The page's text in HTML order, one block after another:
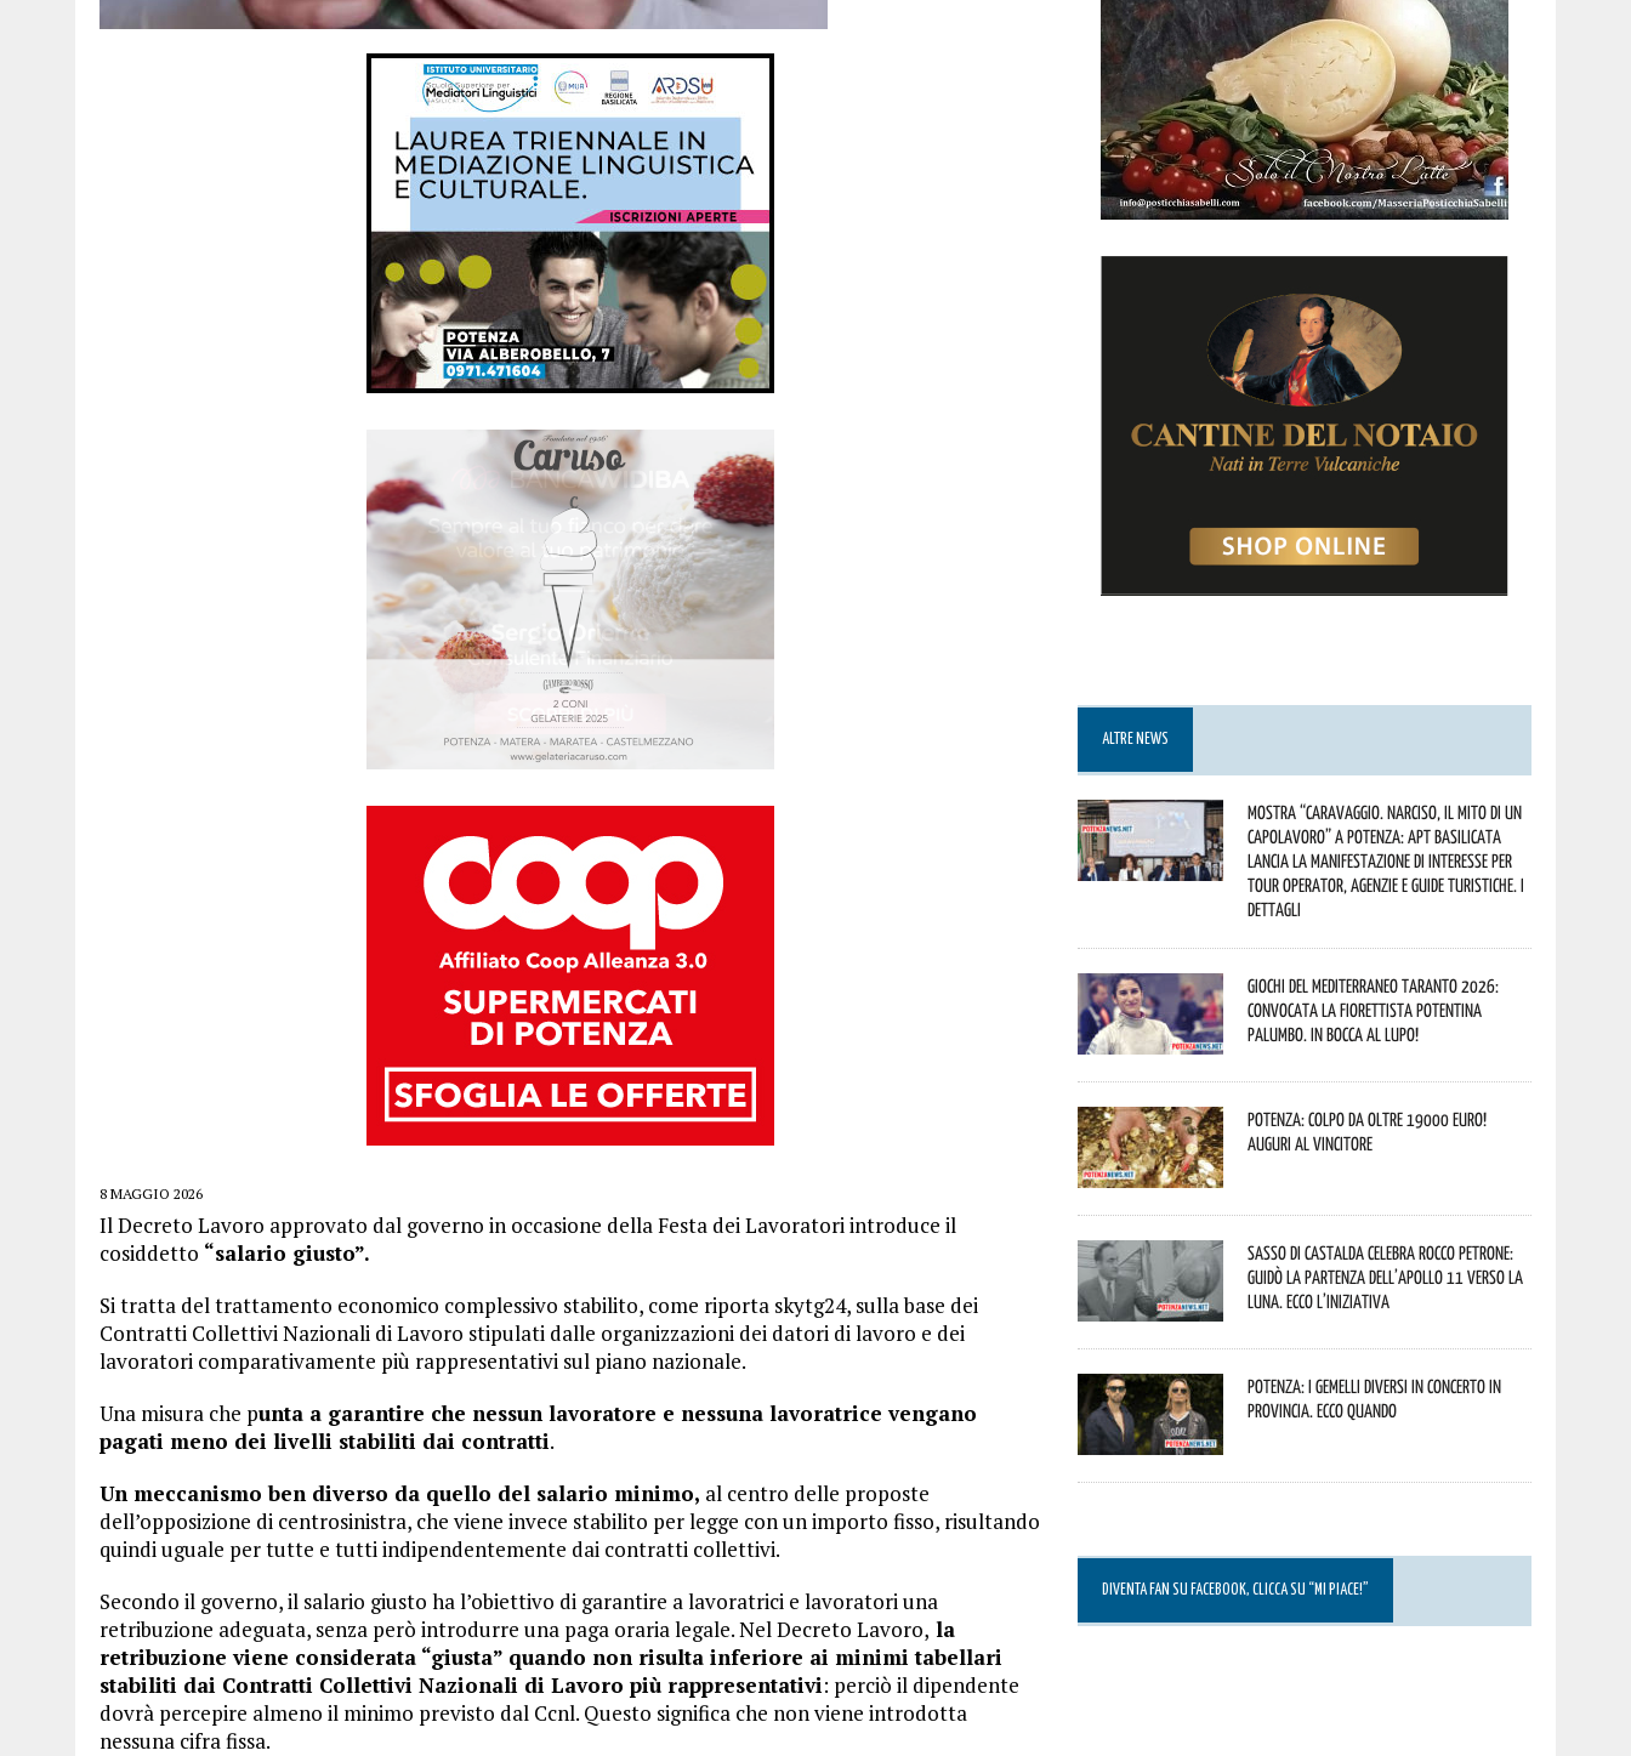
8 MAGGIO 2026
Il Decreto Lavoro approvato dal governo in occasione della Festa dei Lavoratori introduce il
cosiddetto “salario giusto”.
Si tratta del trattamento economico complessivo stabilito, come riporta skytg24, sulla base dei
Contratti Collettivi Nazionali di Lavoro stipulati dalle organizzazioni dei datori di lavoro e dei
lavoratori comparativamente più rappresentativi sul piano nazionale.
Una misura che punta a garantire che nessun lavoratore e nessuna lavoratrice vengano
pagati meno dei livelli stabiliti dai contratti.
Un meccanismo ben diverso da quello del salario minimo, al centro delle proposte
dell’opposizione di centrosinistra, che viene invece stabilito per legge con un importo fisso, risultando
quindi uguale per tutte e tutti indipendentemente dai contratti collettivi.
Secondo il governo, il salario giusto ha l’obiettivo di garantire a lavoratrici e lavoratori una
retribuzione adeguata, senza però introdurre una paga oraria legale. Nel Decreto Lavoro, la
retribuzione viene considerata “giusta” quando non risulta inferiore ai minimi tabellari
stabiliti dai Contratti Collettivi Nazionali di Lavoro più rappresentativi: perciò il dipendente
dovrà percepire almeno il minimo previsto dal Ccnl. Questo significa che non viene introdotta
nessuna cifra fissa.
ALTRE NEWS
Mostra “Caravaggio. Narciso, il mito di un
capolavoro” a Potenza: APT Basilicata
lancia la manifestazione di interesse per
Tour Operator, Agenzie e Guide Turistiche. I
dettagli
Giochi del Mediterraneo Taranto 2026:
convocata la fiorettista potentina
Palumbo. In bocca al lupo!
Potenza: colpo da oltre 19000 Euro!
Auguri al vincitore
Sasso di Castalda celebra Rocco Petrone:
guidò la partenza dell’Apollo 11 verso la
Luna. Ecco l’iniziativa
Potenza: i Gemelli DiVersi in concerto in
provincia. Ecco quando
DIVENTA FAN SU FACEBOOK, CLICCA SU “MI PIACE!”